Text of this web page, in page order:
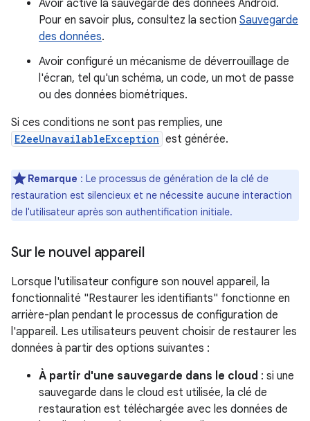
Avoir activé la sauvegarde des données Android.
Pour en savoir plus, consultez la section Sauvegarde
des données.
Avoir configuré un mécanisme de déverrouillage de
l'écran, tel qu'un schéma, un code, un mot de passe
ou des données biométriques.
Si ces conditions ne sont pas remplies, une
E2eeUnavailableException est générée.
Remarque : Le processus de génération de la clé de
restauration est silencieux et ne nécessite aucune interaction
de l'utilisateur après son authentification initiale.
Sur le nouvel appareil
Lorsque l'utilisateur configure son nouvel appareil, la
fonctionnalité "Restaurer les identifiants" fonctionne en
arrière-plan pendant le processus de configuration de
l'appareil. Les utilisateurs peuvent choisir de restaurer les
données à partir des options suivantes :
À partir d'une sauvegarde dans le cloud : si une
sauvegarde dans le cloud est utilisée, la clé de
restauration est téléchargée avec les données de